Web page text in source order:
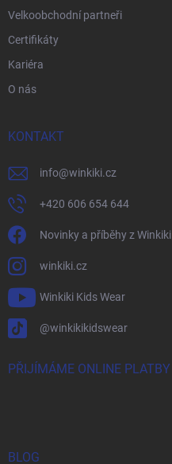
Velkoobchodní partneři
Certifikáty
Kariéra
O nás
KONTAKT
info@winkiki.cz
+420 606 654 644
Novinky a příběhy z Winkiki
winkiki.cz
Winkiki Kids Wear
@winkikikidswear
PŘIJÍMÁME ONLINE PLATBY
BLOG